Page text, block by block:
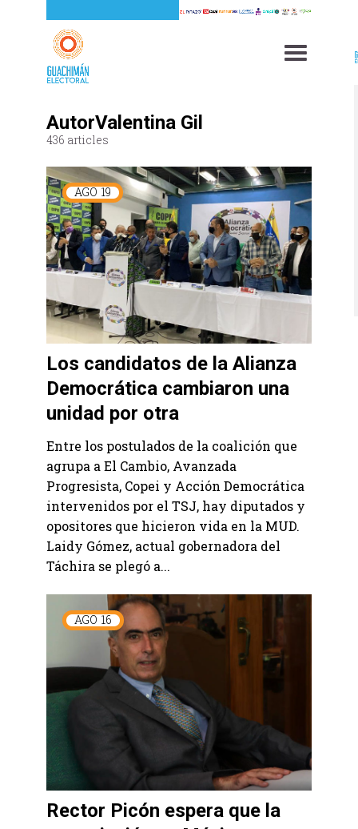
AutorValentina Gil
436 articles
AGO 19
Los candidatos de la Alianza
Democrática cambiaron una
unidad por otra
Entre los postulados de la coalición que
agrupa a El Cambio, Avanzada
Progresista, Copei y Acción Democrática
intervenidos por el TSJ, hay diputados y
opositores que hicieron vida en la MUD.
Laidy Gómez, actual gobernadora del
Táchira se plegó a...
AGO 16
Rector Picón espera que la